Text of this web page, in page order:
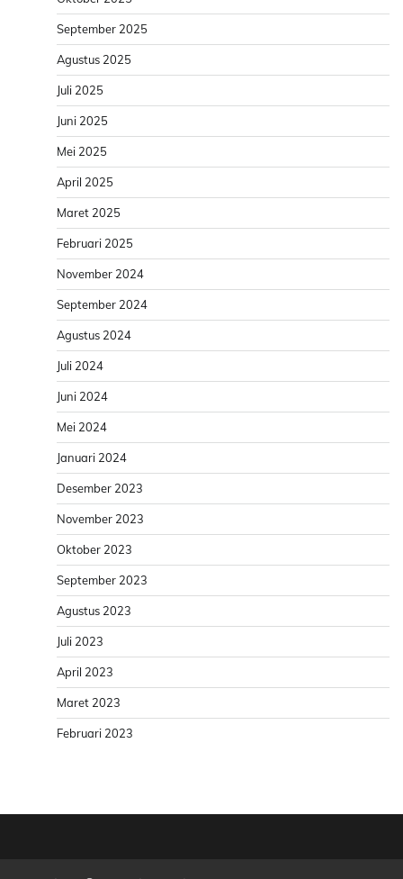
September 2025
Agustus 2025
Juli 2025
Juni 2025
Mei 2025
April 2025
Maret 2025
Februari 2025
November 2024
September 2024
Agustus 2024
Juli 2024
Juni 2024
Mei 2024
Januari 2024
Desember 2023
November 2023
Oktober 2023
September 2023
Agustus 2023
Juli 2023
April 2023
Maret 2023
Februari 2023